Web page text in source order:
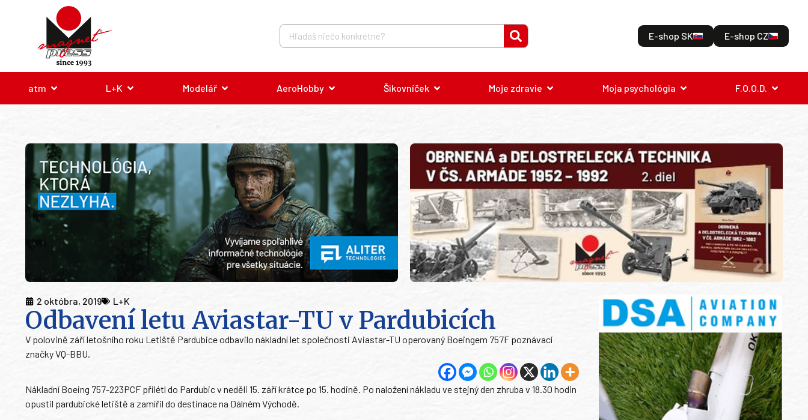
E-shop SK E-shop CZ
atm L+K Modelář AeroHobby Šikovníček Moje zdravie Moja psychológia F.O.O.D.
2 októbra, 2019 L+K
Odbavení letu Aviastar-TU v Pardubicích
V polovině září letošního roku Letiště Pardubice odbavilo nákladní let společnosti Aviastar-TU operovaný Boeingem 757F poznávací
značky VQ-BBU.
Nákladní Boeing 757-223PCF přilétl do Pardubic v neděli 15. září krátce po 15. hodině. Po naložení nákladu ve stejný den zhruba v 18.30 hodin
opustil pardubické letiště a zamířil do destinace na Dálném Východě.